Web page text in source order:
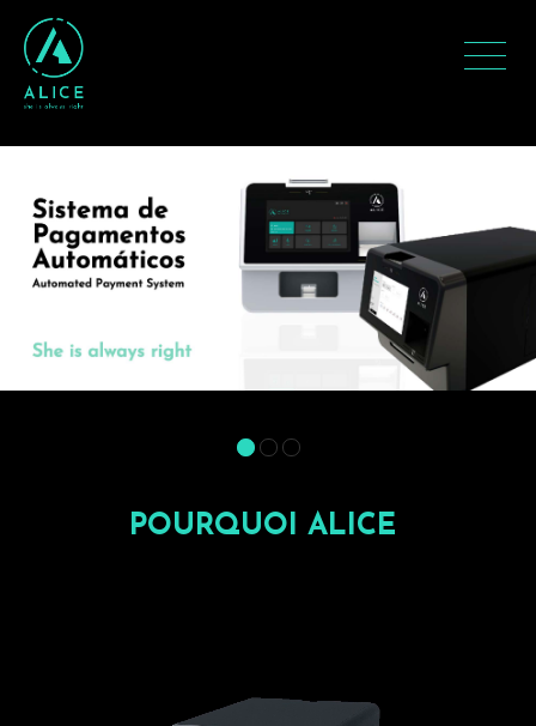
POURQUOI ALICE